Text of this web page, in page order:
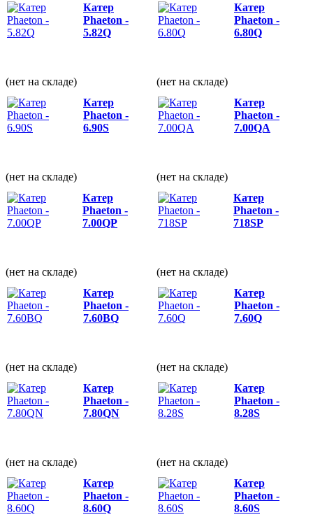
Катер
Phaeton -
5.82Q
(нет на складе)
Катер
Phaeton -
6.80Q
(нет на складе)
Катер
Phaeton -
6.90S
(нет на складе)
Катер
Phaeton -
7.00QА
(нет на складе)
Катер
Phaeton -
7.00QP
(нет на складе)
Катер
Phaeton -
718SP
(нет на складе)
Катер
Phaeton -
7.60BQ
(нет на складе)
Катер
Phaeton -
7.60Q
(нет на складе)
Катер
Phaeton -
7.80QN
(нет на складе)
Катер
Phaeton -
8.28S
(нет на складе)
Катер
Phaeton -
8.60Q
Катер
Phaeton -
8.60S